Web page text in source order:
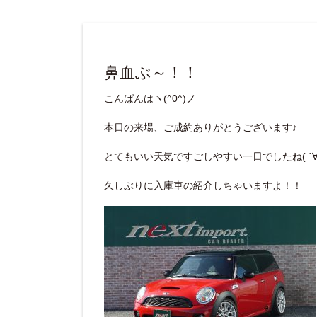
鼻血ぶ～！！
こんばんはヽ(^0^)ノ
本日の来場、ご成約ありがとうございます♪
とてもいい天気ですごしやすい一日でしたね(
久しぶりに入庫車の紹介しちゃいますよ！！